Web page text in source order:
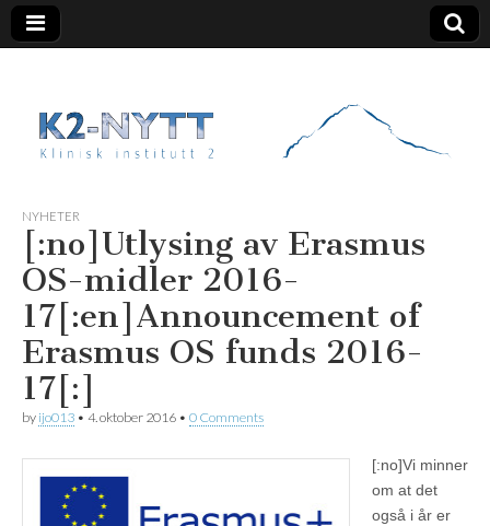
K2 Nytt
NYHETER
[:no]Utlysing av Erasmus
OS-midler 2016-
17[:en]Announcement of
Erasmus OS funds 2016-
17[:]
by ijo013 • 4. oktober 2016 • 0 Comments
[:no]Vi minner
om at det
også i år er